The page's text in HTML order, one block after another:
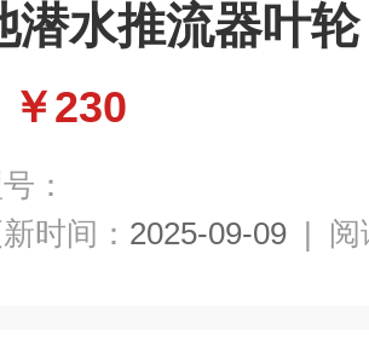
潜水推流器叶轮
￥230
：
时间： 2025-09-09 | 阅